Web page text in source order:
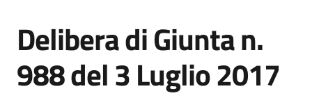
Servizi
Delibera di Giunta n.
988 del 3 Luglio 2017